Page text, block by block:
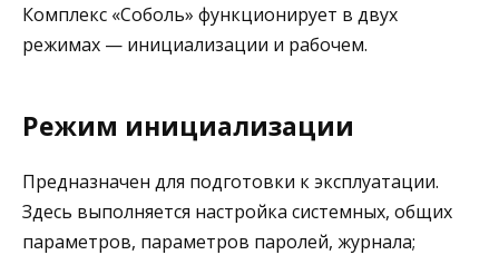
Комплекс «Соболь» функционирует в двух
режимах — инициализации и рабочем.
Режим инициализации
Предназначен для подготовки к эксплуатации.
Здесь выполняется настройка системных, общих
параметров, параметров паролей, журнала;